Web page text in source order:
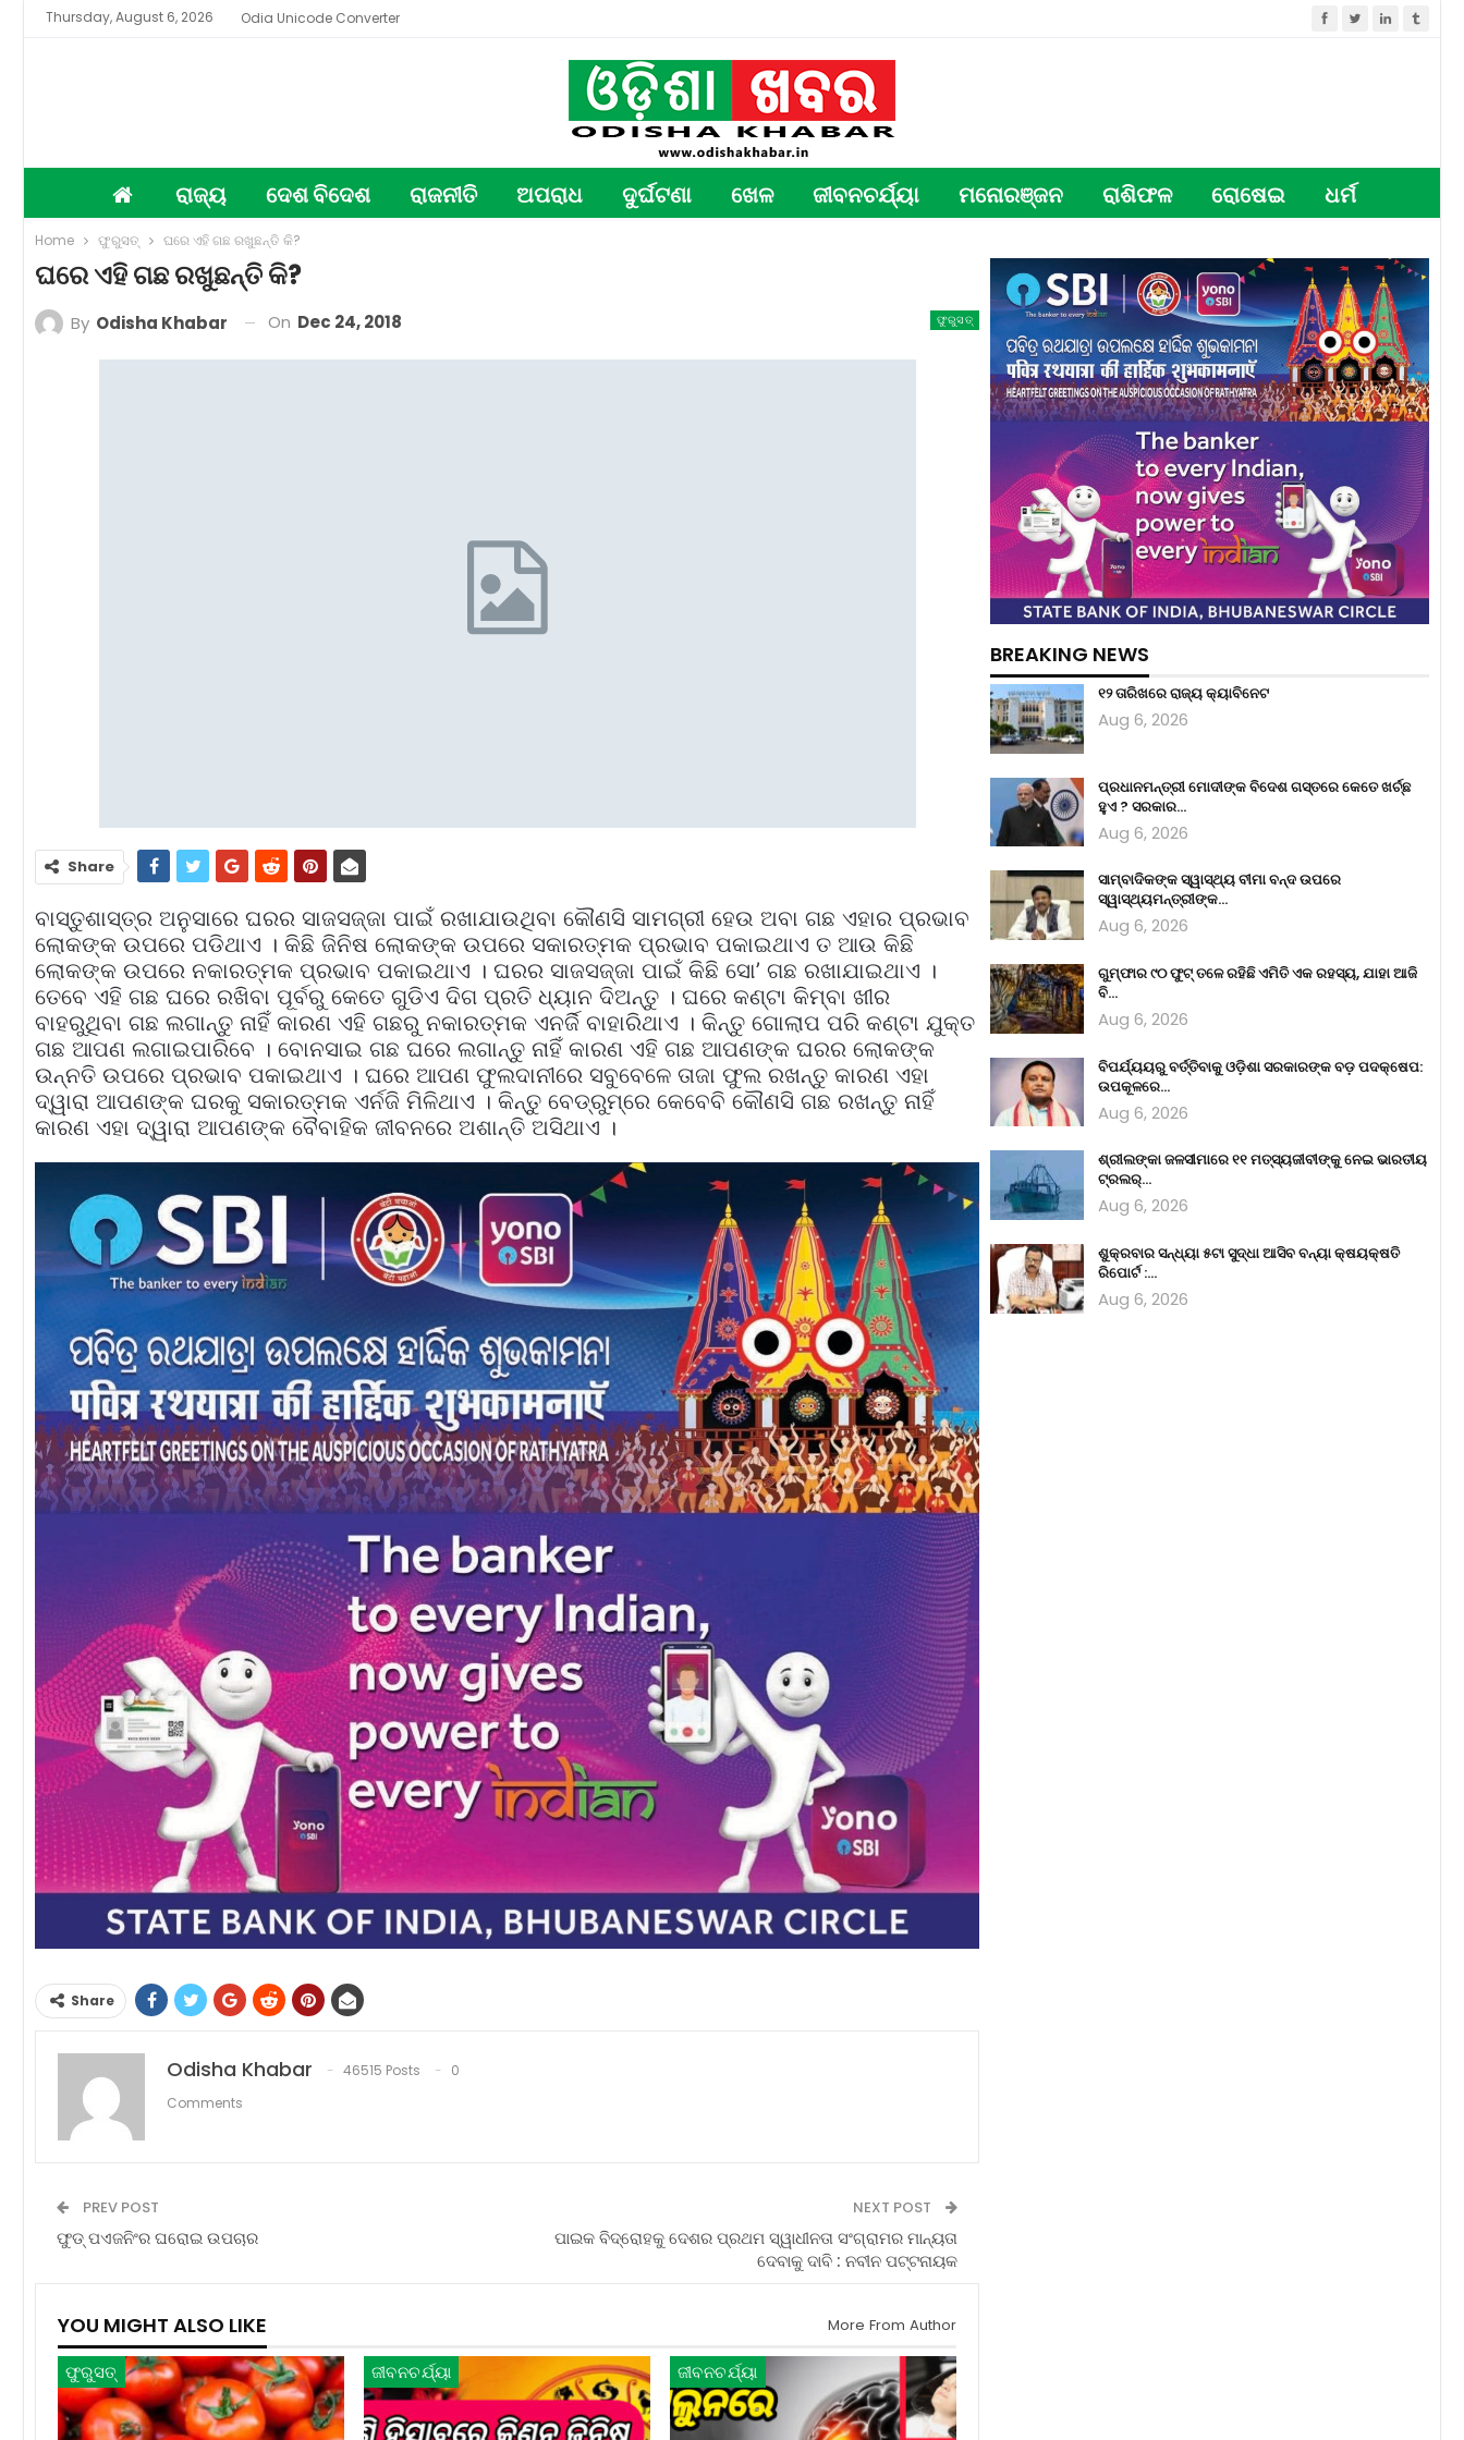
Thursday, August 6, 2026 Odia Unicode Converter
ରାଜ୍ୟ ଦେଶ ବିଦେଶ ରାଜନୀତି ଅପରାଧ ଦୁର୍ଘଟଣା ଖେଳ ଜୀବନଚର୍ଯ୍ୟା ମନୋରଞ୍ଜନ ରାଶିଫଳ ରୋଷେଇ ଧର୍ମ
Home ଫୁରୁସତ୍‌ ଘରେ ଏହି ଗଛ ରଖୁଛନ୍ତି କି?
ଘରେ ଏହି ଗଛ ରଖୁଛନ୍ତି କି?
ଫୁରୁସତ୍‌
By Odisha Khabar On Dec 24, 2018
Share
ବାସ୍ତୁଶାସ୍ତ୍ର ଅନୁସାରେ ଘରର ସାଜସଜ୍ଜା ପାଇଁ ରଖାଯାଉଥିବା କୌଣସି ସାମଗ୍ରୀ ହେଉ ଅବା ଗଛ ଏହାର ପ୍ରଭାବ
ଲୋକଙ୍କ ଉପରେ ପଡିଥାଏ । କିଛି ଜିନିଷ ଲୋକଙ୍କ ଉପରେ ସକାରତ୍ମକ ପ୍ରଭାବ ପକାଇଥାଏ ତ ଆଉ କିଛି
ଲୋକଙ୍କ ଉପରେ ନକାରତ୍ମକ ପ୍ରଭାବ ପକାଇଥାଏ । ଘରର ସାଜସଜ୍ଜା ପାଇଁ କିଛି ସୋ’ ଗଛ ରଖାଯାଇଥାଏ ।
ତେବେ ଏହି ଗଛ ଘରେ ରଖିବା ପୂର୍ବରୁ କେତେ ଗୁଡିଏ ଦିଗ ପ୍ରତି ଧ୍ୟାନ ଦିଅନ୍ତୁ । ଘରେ କଣ୍ଟା କିମ୍ବା ଖୀର
ବାହରୁଥିବା ଗଛ ଲଗାନ୍ତୁ ନାହିଁ କାରଣ ଏହି ଗଛରୁ ନକାରତ୍ମକ ଏନର୍ଜି ବାହାରିଥାଏ । କିନ୍ତୁ ଗୋଲାପ ପରି କଣ୍ଟା ଯୁକ୍ତ
ଗଛ ଆପଣ ଲଗାଇପାରିବେ । ବୋନସାଇ ଗଛ ଘରେ ଲଗାନ୍ତୁ ନାହିଁ କାରଣ ଏହି ଗଛ ଆପଣଙ୍କ ଘରର ଲୋକଙ୍କ
ଉନ୍ନତି ଉପରେ ପ୍ରଭାବ ପକାଇଥାଏ । ଘରେ ଆପଣ ଫୁଲଦାନୀରେ ସବୁବେଳେ ତାଜା ଫୁଲ ରଖନ୍ତୁ କାରଣ ଏହା
ଦ୍ୱାରା ଆପଣଙ୍କ ଘରକୁ ସକାରତ୍ମକ ଏର୍ନଜି ମିଳିଥାଏ । କିନ୍ତୁ ବେଡ୍‌ରୁମ୍‌ରେ କେବେବି କୌଣସି ଗଛ ରଖନ୍ତୁ ନାହିଁ
କାରଣ ଏହା ଦ୍ୱାରା ଆପଣଙ୍କ ବୈବାହିକ ଜୀବନରେ ଅଶାନ୍ତି ଅସିଥାଏ ।
Share
Odisha Khabar 46515 Posts
0
Comments
PREV POST
ଫୁଡ୍‌ ପଏଜନିଂର ଘରୋଇ ଉପଚାର
NEXT POST
ପାଇକ ବିଦ୍ରୋହକୁ ଦେଶର ପ୍ରଥମ ସ୍ୱାଧୀନତା ସଂଗ୍ରାମର ମାନ୍ୟତା
ଦେବାକୁ ଦାବି : ନବୀନ ପଟ୍ଟନାୟକ
YOU MIGHT ALSO LIKE More From Author
ଫୁରୁସତ୍‌ ଜୀବନଚର୍ଯ୍ୟା ଜୀବନଚର୍ଯ୍ୟା
BREAKING NEWS
୧୨ ତାରିଖରେ ରାଜ୍ୟ କ୍ୟାବିନେଟ
Aug 6, 2026
ପ୍ରଧାନମନ୍ତ୍ରୀ ମୋଦୀଙ୍କ ବିଦେଶ ଗସ୍ତରେ କେତେ ଖର୍ଚ୍ଛ
ହୁଏ ? ସରକାର…
Aug 6, 2026
ସାମ୍ବାଦିକଙ୍କ ସ୍ୱାସ୍ଥ୍ୟ ବୀମା ବନ୍ଦ ଉପରେ
ସ୍ୱାସ୍ଥ୍ୟମନ୍ତ୍ରୀଙ୍କ…
Aug 6, 2026
ଗୁମ୍ଫାର ୯୦ ଫୁଟ୍ ତଳେ ରହିଛି ଏମିତି ଏକ ରହସ୍ୟ, ଯାହା ଆଜି
ବି…
Aug 6, 2026
ବିପର୍ଯ୍ୟୟରୁ ବର୍ତ୍ତିବାକୁ ଓଡ଼ିଶା ସରକାରଙ୍କ ବଡ଼ ପଦକ୍ଷେପ:
ଉପକୂଳରେ…
Aug 6, 2026
ଶ୍ରୀଲଙ୍କା ଜଳସୀମାରେ ୧୧ ମତ୍ସ୍ୟଜୀବୀଙ୍କୁ ନେଇ ଭାରତୀୟ
ଟ୍ରଲର୍‌…
Aug 6, 2026
ଶୁକ୍ରବାର ସନ୍ଧ୍ୟା ୫ଟା ସୁଦ୍ଧା ଆସିବ ବନ୍ୟା କ୍ଷୟକ୍ଷତି
ରିପୋର୍ଟ :…
Aug 6, 2026